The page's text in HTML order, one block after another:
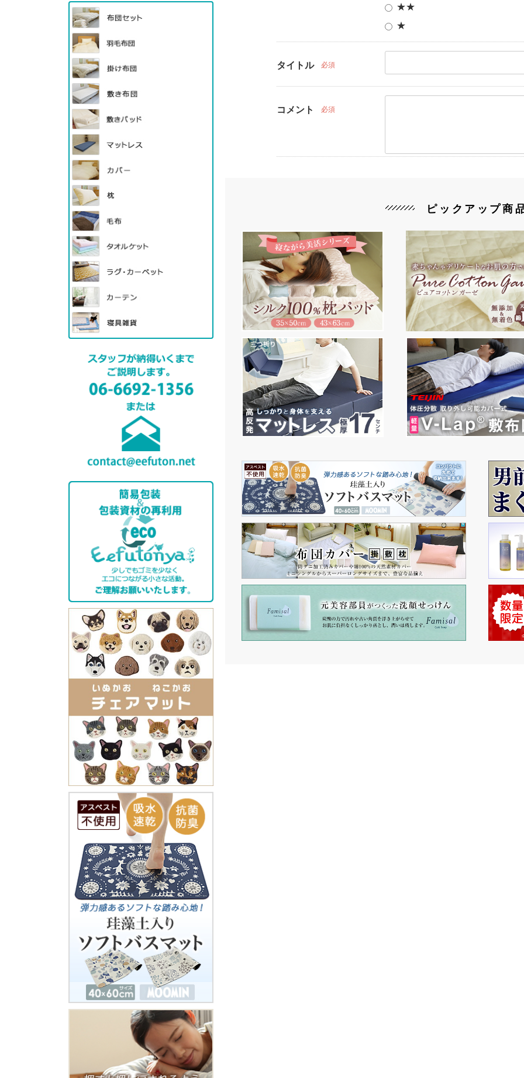
★★
★
タイトル 必須
コメント 必須
ピックアップ商